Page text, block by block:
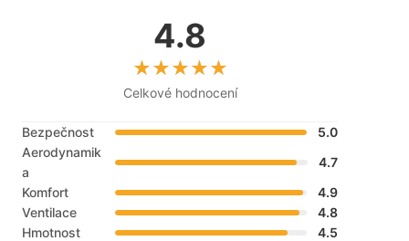
4.8
Celkové hodnocení
Bezpečnost
5.0
Aerodynamik
a
4.7
Komfort
4.9
Ventilace
4.8
Hmotnost
4.5